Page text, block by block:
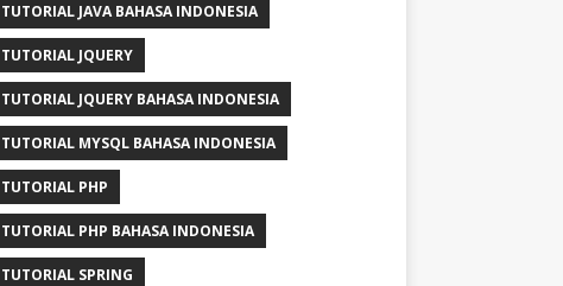
TUTORIAL JAVA BAHASA INDONESIA
TUTORIAL JQUERY
TUTORIAL JQUERY BAHASA INDONESIA
TUTORIAL MYSQL BAHASA INDONESIA
TUTORIAL PHP
TUTORIAL PHP BAHASA INDONESIA
TUTORIAL SPRING